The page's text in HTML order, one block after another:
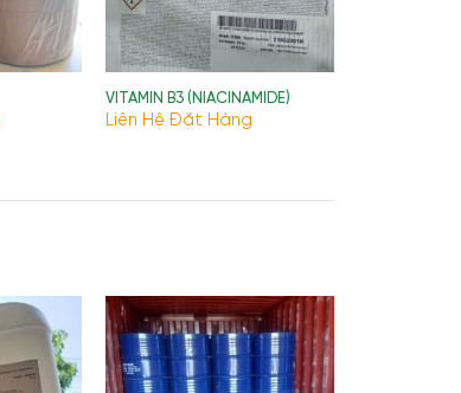
VITAMIN B3 (NIACINAMIDE)
Liên Hệ Đặt Hàng